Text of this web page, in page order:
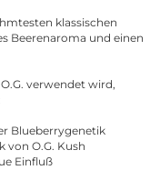
klassischen
Beerenaroma und einen
verwendet wird,
Blueberrygenetik
von O.G. Kush
Einfluß